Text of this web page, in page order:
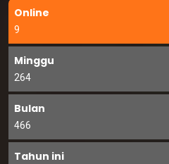
Online
9
Minggu
264
Bulan
466
Tahun ini